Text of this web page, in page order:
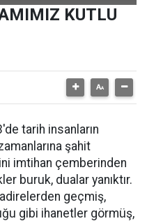
KUTLU
tarih insanların
şahit
imtihan çemberinden
buruk, dualar yanıktır.
geçmiş,
gibi ihanetler görmüş,